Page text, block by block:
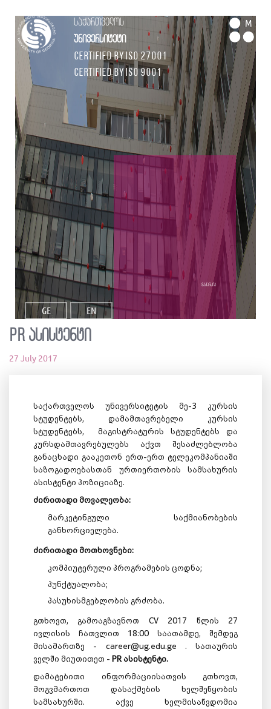
საქართველოს
უნივერსიტეტი
Certified by ISO 27001
Certified by ISO 9001
M
GE EN
ვაკანსია
PR ასისტენტი
27 July 2017
საქართველოს უნივერსიტეტის მე-3 კურსის
სტუდენტებს, დამამთავრებელი კურსის
სტუდენტებს, მაგისტრატურის სტუდენტებს და
კურსდამთავრებულებს აქვთ შესაძლებლობა
განაცხადი გააკეთონ ერთ-ერთ ტელეკომპანიაში
საზოგადოებასთან ურთიერთობის სამსახურის
ასისტენტი პოზიციაზე.
ძირითადი მოვალეობა:
მარკეტინგული საქმიანობების
განხორციელება.
ძირითადი მოთხოვნები:
კომპიუტერული პროგრამების ცოდნა;
პუნქტუალობა;
პასუხისმგებლობის გრძობა.
გთხოვთ, გამოაგზავნოთ CV 2017 წლის 27
ივლისის ჩათვლით 18:00 საათამდე, შემდეგ
მისამართზე - career@ug.edu.ge . სათაურის
ველში მიუთითეთ - PR ასისტენტი.
დამატებითი ინფორმაციისათვის გთხოვთ,
მოგვმართოთ დასაქმების ხელშეწყობის
სამსახურში. აქვე ხელმისაწვდომია